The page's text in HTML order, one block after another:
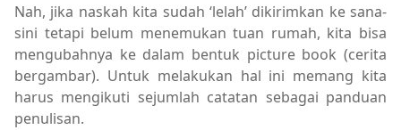
Nah, jika naskah kita sudah ‘lelah’ dikirimkan ke sana-
sini tetapi belum menemukan tuan rumah, kita bisa
mengubahnya ke dalam bentuk picture book (cerita
bergambar). Untuk melakukan hal ini memang kita
harus mengikuti sejumlah catatan sebagai panduan
penulisan.